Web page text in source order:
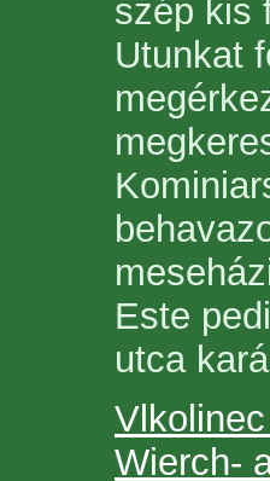
szép kis
Utunkat
Este
utca
Wierch-